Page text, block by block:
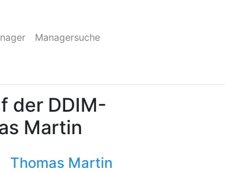
Managersuche
der DDIM-
Martin
Thomas Martin